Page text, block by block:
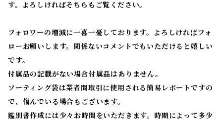
す。よろしければそちらもご覧ください。
フォロワーの増減に一喜一憂しております。よろしければフォ
ローお願いします。関係ないコメントでもいただけると嬉しい
です。
付属品の記載がない場合付属品はありません。
ソーティング袋は業者間取引に使用される簡易レポートですの
で、傷んでいる場合もございます。
鑑別書作成には少々お時間をいただきます。時期によって多少